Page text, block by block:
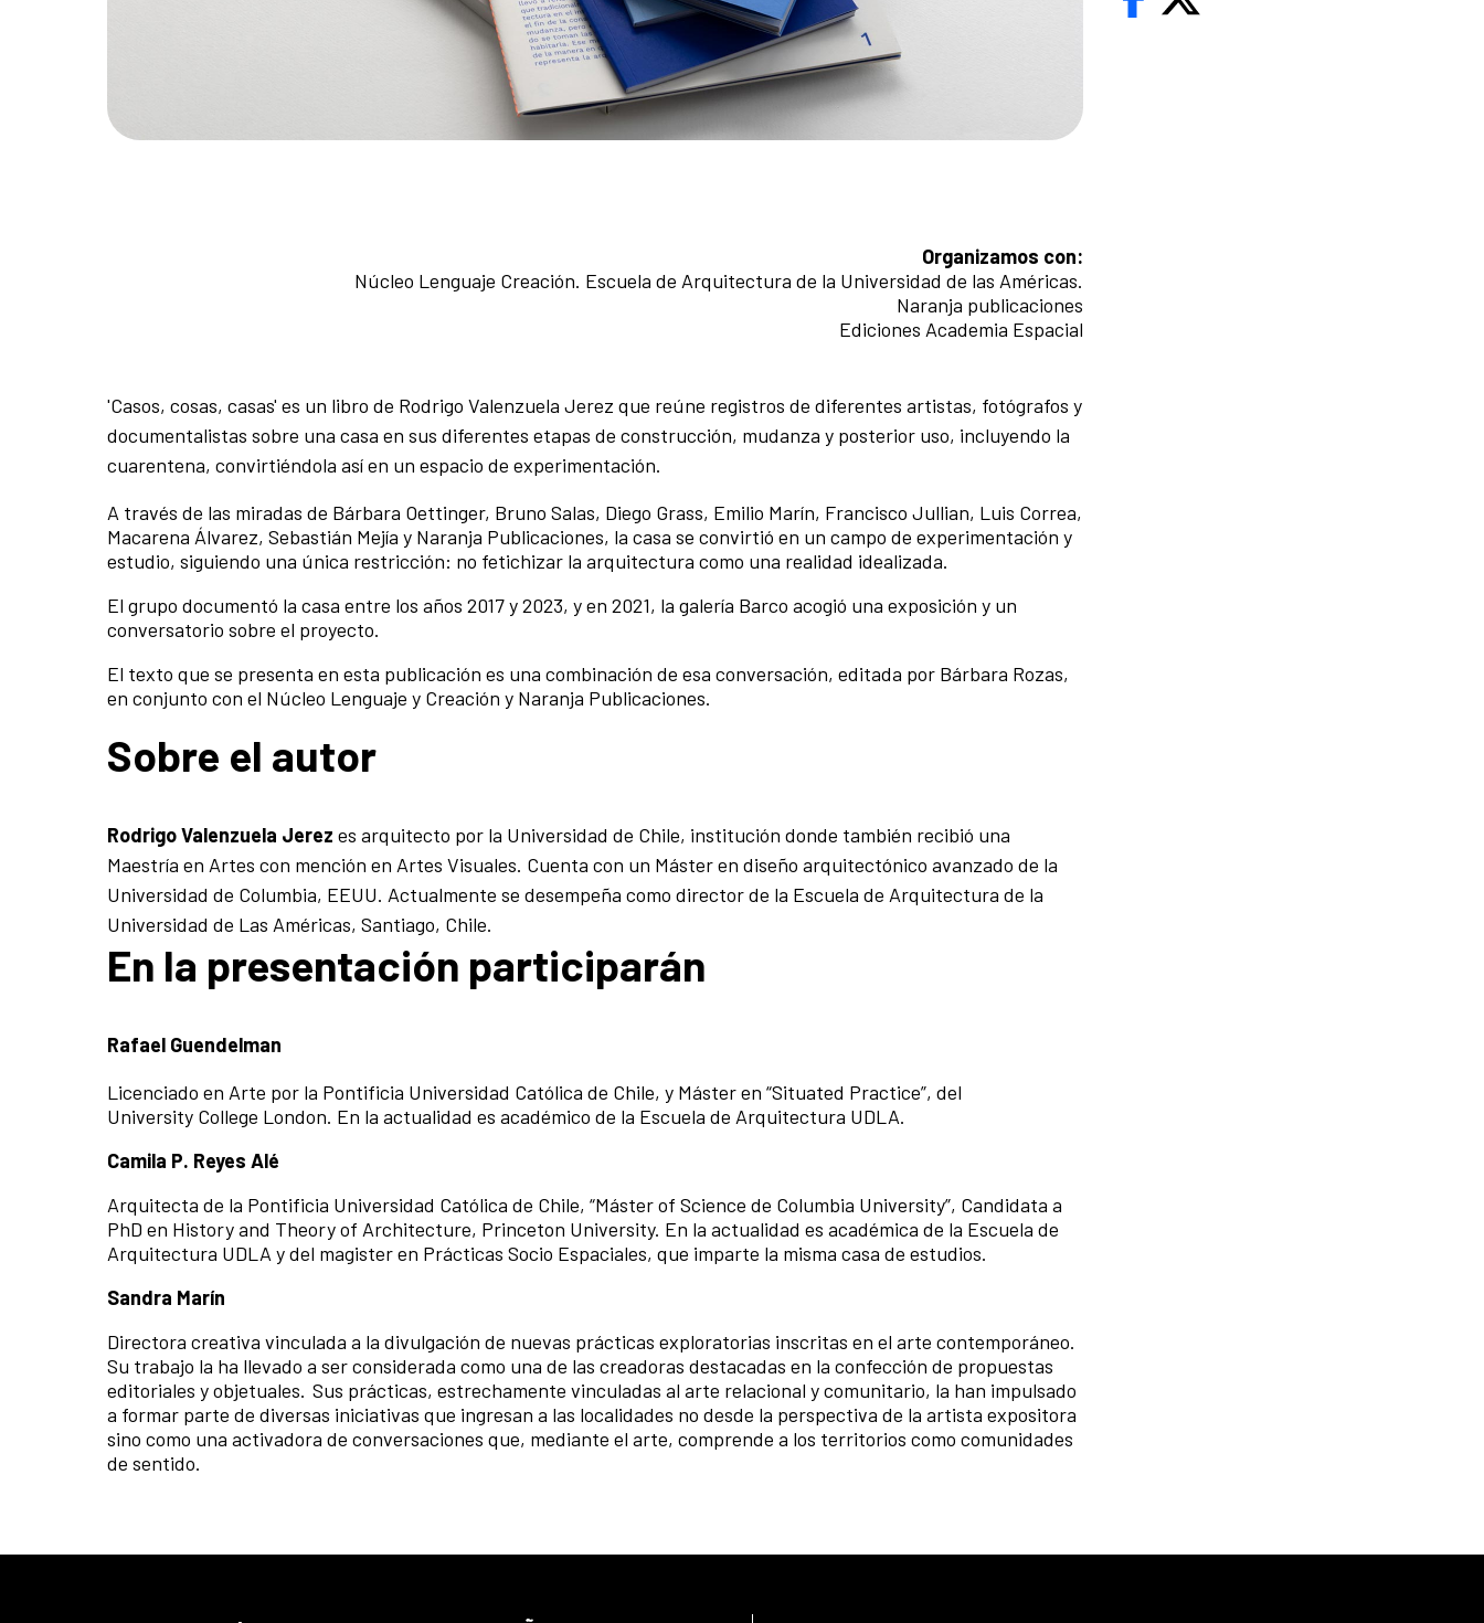
Organizamos con:
Núcleo Lenguaje Creación. Escuela de Arquitectura de la Universidad de las Américas.
Naranja publicaciones
Ediciones Academia Espacial
'Casos, cosas, casas' es un libro de Rodrigo Valenzuela Jerez que reúne registros de diferentes artistas, fotógrafos y
documentalistas sobre una casa en sus diferentes etapas de construcción, mudanza y posterior uso, incluyendo la
cuarentena, convirtiéndola así en un espacio de experimentación.
A través de las miradas de Bárbara Oettinger, Bruno Salas, Diego Grass, Emilio Marín, Francisco Jullian, Luis Correa,
Macarena Álvarez, Sebastián Mejía y Naranja Publicaciones, la casa se convirtió en un campo de experimentación y
estudio, siguiendo una única restricción: no fetichizar la arquitectura como una realidad idealizada.
El grupo documentó la casa entre los años 2017 y 2023, y en 2021, la galería Barco acogió una exposición y un
conversatorio sobre el proyecto.
El texto que se presenta en esta publicación es una combinación de esa conversación, editada por Bárbara Rozas,
en conjunto con el Núcleo Lenguaje y Creación y Naranja Publicaciones.
Sobre el autor
Rodrigo Valenzuela Jerez es arquitecto por la Universidad de Chile, institución donde también recibió una
Maestría en Artes con mención en Artes Visuales. Cuenta con un Máster en diseño arquitectónico avanzado de la
Universidad de Columbia, EEUU. Actualmente se desempeña como director de la Escuela de Arquitectura de la
Universidad de Las Américas, Santiago, Chile.
En la presentación participarán
Rafael Guendelman
Licenciado en Arte por la Pontificia Universidad Católica de Chile, y Máster en “Situated Practice”, del
University College London. En la actualidad es académico de la Escuela de Arquitectura UDLA.
Camila P. Reyes Alé
Arquitecta de la Pontificia Universidad Católica de Chile, “Máster of Science de Columbia University”, Candidata a
PhD en History and Theory of Architecture, Princeton University. En la actualidad es académica de la Escuela de
Arquitectura UDLA y del magister en Prácticas Socio Espaciales, que imparte la misma casa de estudios.
Sandra Marín
Directora creativa vinculada a la divulgación de nuevas prácticas exploratorias inscritas en el arte contemporáneo.
Su trabajo la ha llevado a ser considerada como una de las creadoras destacadas en la confección de propuestas
editoriales y objetuales. Sus prácticas, estrechamente vinculadas al arte relacional y comunitario, la han impulsado
a formar parte de diversas iniciativas que ingresan a las localidades no desde la perspectiva de la artista expositora
sino como una activadora de conversaciones que, mediante el arte, comprende a los territorios como comunidades
de sentido.